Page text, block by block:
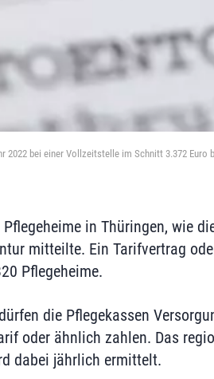
2022 bei einer Vollzeitstelle im Schnitt 3.372 Euro
in Thüringen, wie
mitteilte. Ein Tarifvertrag
Pflegeheime.
die Pflegekassen
oder ähnlich zahlen. Das
dabei jährlich ermittelt.